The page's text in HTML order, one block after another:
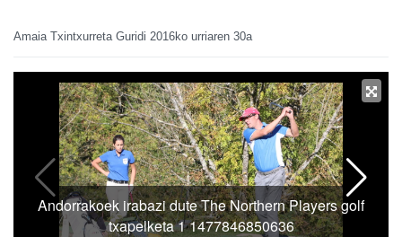
Amaia Txintxurreta Guridi 2016ko urriaren 30a